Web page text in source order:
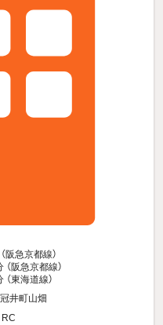
阪急京都線）
（阪急京都線）
（東海道線）
井町山畑